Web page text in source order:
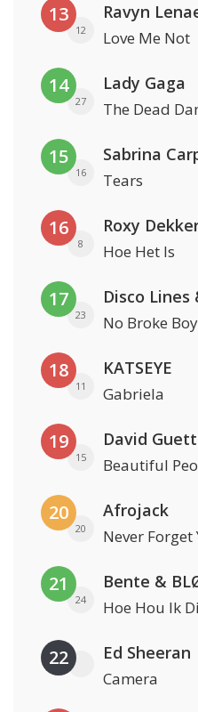
13
12
Ravyn
Love Me Not
14
27
Lady Gaga
The Dead
15
16
Sabrina
Tears
16
8
Roxy
Hoe Het Is
17
23
Disco Lines
No Broke
18
11
KATSEYE
Gabriela
19
15
David
Beautiful
20
20
Afrojack
Never Forget
21
24
Bente &
Hoe Hou Ik
22 Ed Sheeran
Camera